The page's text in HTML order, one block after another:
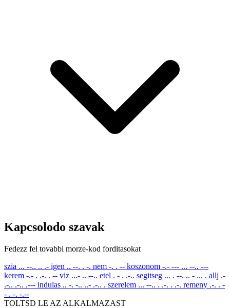
Kapcsolodo szavak
Fedezz fel tovabbi morze-kod forditasokat
szia ... --.. .. .- igen .. --. . -. nem -. . -- koszonom -.- --- ... --.. ---
kerem -.- . .-. . -- viz ...- .. --.. etel . - . .-.. segitseg ... . --. .. - ... . allj .-
.-.. .-.. .--- indulas .. -. -.. ..- .-.. . szerelem ... --.. . .-. . .-. remeny .-. . -
- . -. -.--
TOLTSD LE AZ ALKALMAZAST